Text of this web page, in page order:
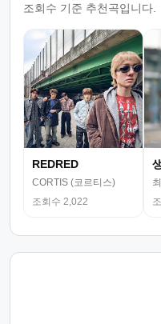
조회수 기준 추천곡입니다.
REDRED
CORTIS (코르티스)
조회수 2,022